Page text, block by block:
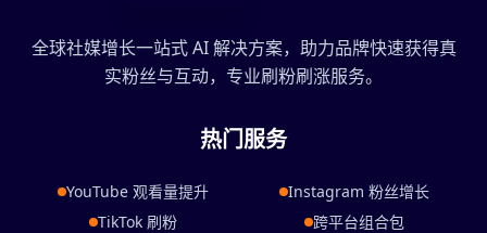
全球社媒增长一站式 AI 解决方案，助力品牌快速获得真
实粉丝与互动，专业刷粉刷涨服务。
热门服务
YouTube 观看量提升
Instagram 粉丝增长
TikTok 刷粉
跨平台组合包